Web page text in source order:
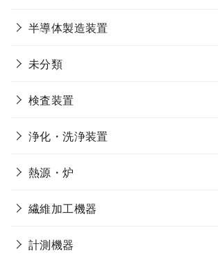
半導体製造装置
未分類
検査装置
浄化・洗浄装置
熱源・炉
繊維加工機器
計測機器